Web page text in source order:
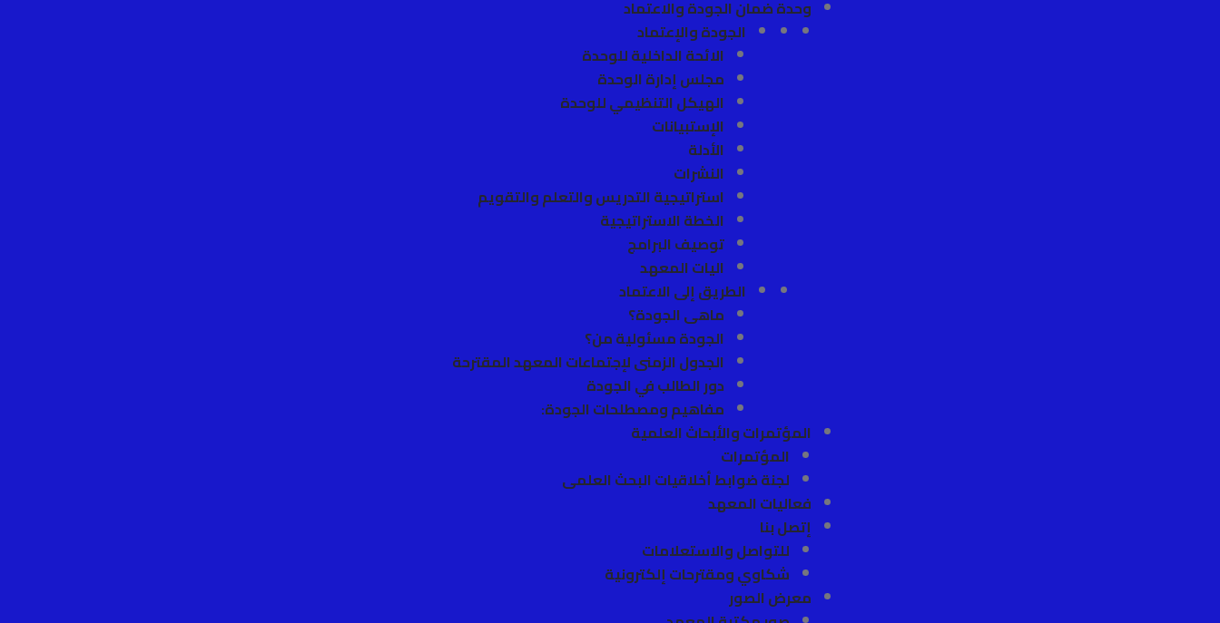
وحدة ضمان الجودة والاعتماد
الجودة والإعتماد
الائحة الداخلية للوحدة
مجلس إدارة الوحدة
الهيكل التنظيمي للوحدة
الإستبيانات
الأدلة
النشرات
استراتيجية التدريس والتعلم والتقويم
الخطة الاستراتيجية
توصيف البرامج
اليات المعهد
الطريق إلى الاعتماد
ماهى الجودة؟
الجودة مسئولية من؟
الجدول الزمنى لإجتماعات المعهد المقترحة
دور الطالب في الجودة
مفاهيم ومصطلحات الجودة:
المؤتمرات والأبحاث العلمية
المؤتمرات
لجنة ضوابط أخلاقيات البحث العلمى
فعاليات المعهد
إتصل بنا
للتواصل والاستعلامات
شكاوي ومقترحات إلكترونية
معرض الصور